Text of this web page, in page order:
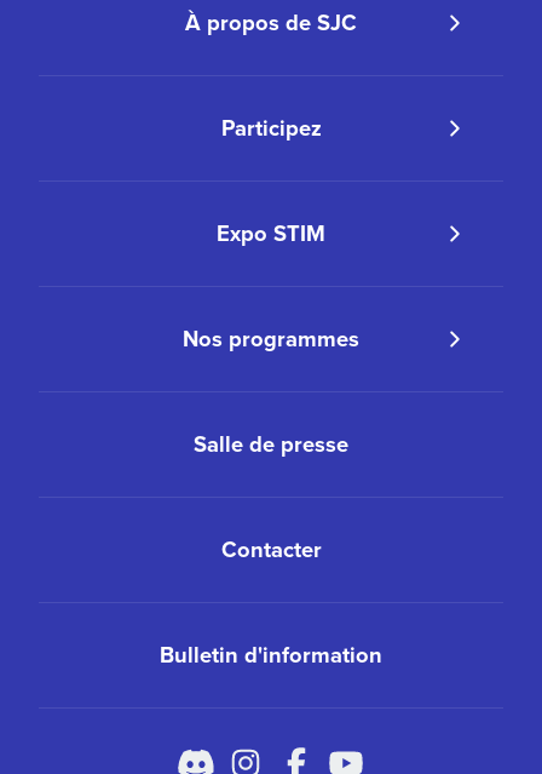
À propos de SJC
Participez
Expo STIM
Nos programmes
Salle de presse
Contacter
Bulletin d'information